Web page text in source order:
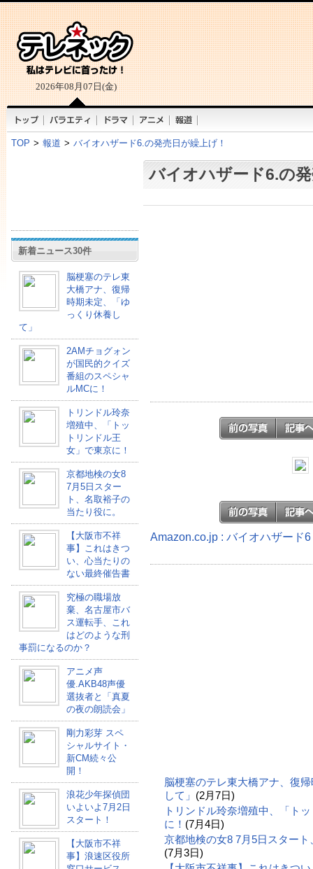
2026年08月07日(金)
TOP > 報道 > バイオハザード6.の発売日が繰上げ！
新着ニュース30件
脳梗塞のテレ東
大橋アナ、復帰
時期未定、「ゆ
っくり休養し
て」
2AMチョグォン
が国民的クイズ
番組のスペシャ
ルMCに！
トリンドル玲奈
増殖中、「トッ
トリンドル王
女」で東京に！
京都地検の女8
7月5日スター
ト、名取裕子の
当たり役に。
【大阪市不祥
事】これはきつ
い、心当たりの
ない最終催告書
究極の職場放
棄、名古屋市バ
ス運転手、これ
はどのような刑
事罰になるのか？
アニメ声
優.AKB48声優
選抜者と「真夏
の夜の朗読会」
剛力彩芽 スペ
シャルサイト・
新CM続々公
開！
浪花少年探偵団
いよいよ7月2日
スタート！
【大阪市不祥
事】浪速区役所
バイオハザード6.の
Amazon.co.jp : バイオハザード
脳梗塞のテレ東大橋アナ、復
して」 (2月7日)
トリンドル玲奈増殖中、「ト
に！ (7月4日)
京都地検の女8 7月5日スター
(7月3日)